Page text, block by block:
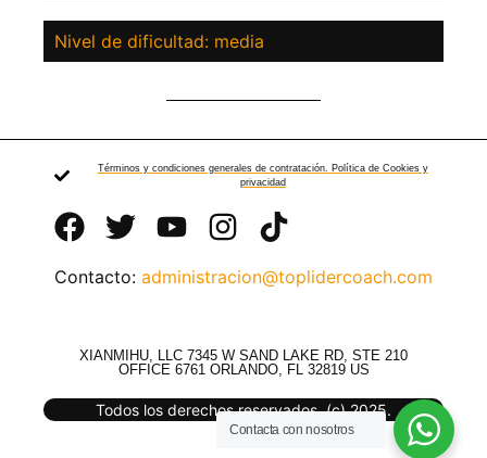
Nivel de dificultad: media
Términos y condiciones generales de contratación. Política de Cookies y
privacidad
Contacto: administracion@toplidercoach.com
XIANMIHU, LLC 7345 W SAND LAKE RD, STE 210
OFFICE 6761 ORLANDO, FL 32819 US
Todos los derechos reservados. (c) 2025.
Contacta con nosotros